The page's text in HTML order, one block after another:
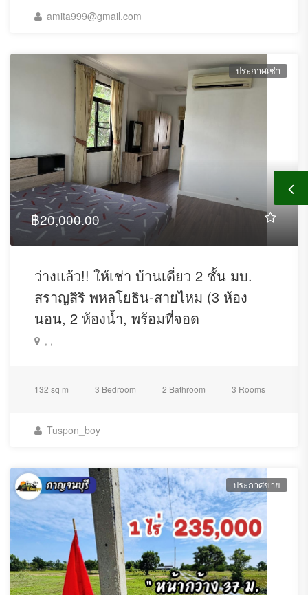
amita999@gmail.com
ประกาศเช่า
฿20,000.00
ว่างแล้ว!! ให้เช่า บ้านเดี่ยว 2 ชั้น มบ.
สราญสิริ พหลโยธิน-สายไหม (3 ห้อง
นอน, 2 ห้องน้ำ, พร้อมที่จอด
, ,
132 sq m 3 Bedroom 2 Bathroom 3 Rooms
Tuspon_boy
ประกาศขาย